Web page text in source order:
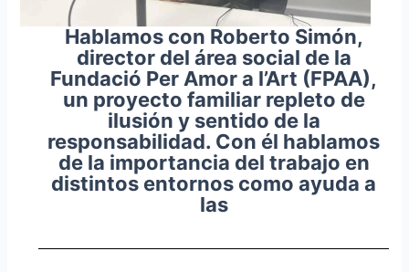
Hablamos con Roberto Simón,
director del área social de la
Fundació Per Amor a l’Art (FPAA),
un proyecto familiar repleto de
ilusión y sentido de la
responsabilidad. Con él hablamos
de la importancia del trabajo en
distintos entornos como ayuda a
las